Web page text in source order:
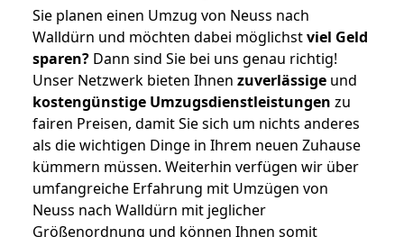
Sie planen einen Umzug von Neuss nach
Walldürn und möchten dabei möglichstviel Geld
sparen? Dann sind Sie bei uns genau richtig!
Unser Netzwerk bieten Ihnen zuverlässige und
kostengünstige Umzugsdienstleistungen zu
fairen Preisen, damit Sie sich um nichts anderes
als die wichtigen Dinge in Ihrem neuen Zuhause
kümmern müssen. Weiterhin verfügen wir über
umfangreiche Erfahrung mit Umzügen von
Neuss nach Walldürn mit jeglicher
Größenordnung und können Ihnen somit